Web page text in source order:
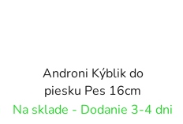
Androni Kýblik do
piesku Pes 16cm
Na sklade - Dodanie 3-4 dni